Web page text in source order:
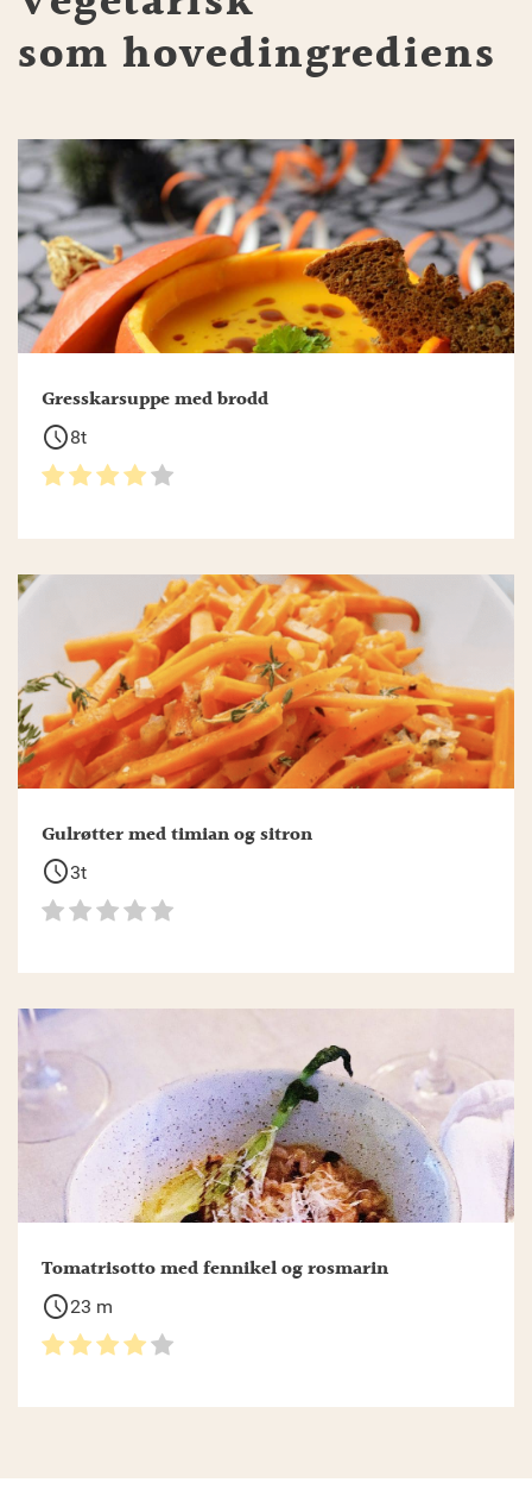
som hovedingrediens
Gresskarsuppe med brodd
schedule8t
Gulrøtter med timian og sitron
schedule3t
Tomatrisotto med fennikel og rosmarin
schedule23 m